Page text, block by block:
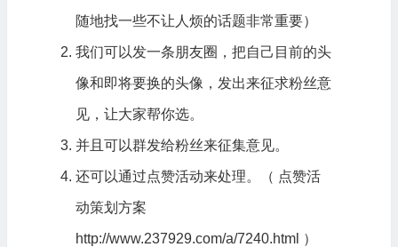
随地找一些不让人烦的话题非常重要）
我们可以发一条朋友圈，把自己目前的头
像和即将要换的头像，发出来征求粉丝意
见，让大家帮你选。
并且可以群发给粉丝来征集意见。
还可以通过点赞活动来处理。（ 点赞活
动策划方案
http://www.237929.com/a/7240.html ）